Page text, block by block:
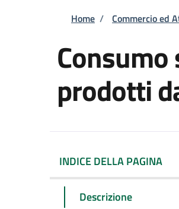
Briciole di
Home / Commercio ed
prodotti
INDICE DELLA PAGINA
Descrizione